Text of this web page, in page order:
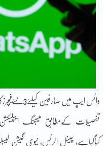
واٹس ایپ میں صارفین کیلئے3نئےفیچرزکااضافہ کردیاگیاہے۔
کیاگیاہے، چینل الرٹس، نیوی گیشن